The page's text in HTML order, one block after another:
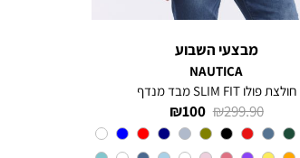
מבצעי השבוע
NAUTICA
חולצת פולו SLIM FIT מבד מנדף
מחיר
מוצר
100 ₪
מחיר
רגיל
299.90 ₪
צבע
BLUE
INDIGO